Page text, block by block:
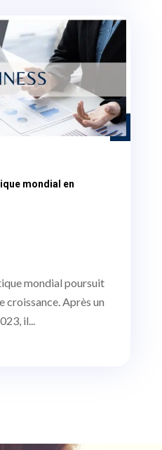
mondial en
mondial poursuit
croissance. Après un
il...